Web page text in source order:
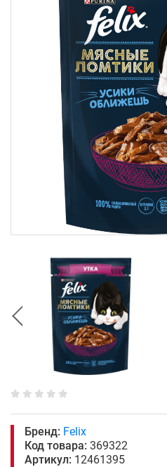
Бренд: Felix
Код товара: 369322
Артикул: 12461395